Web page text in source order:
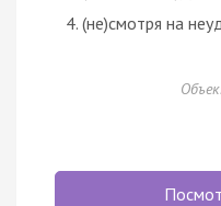
(не)смотря на